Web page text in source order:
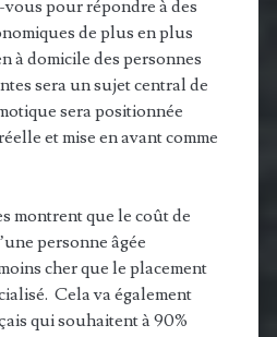
pour répondre à des
de plus en plus
à domicile des personnes
sera un sujet central de
sera positionnée
et mise en avant comme
montrent que le coût de
personne âgée
cher que le placement
Cela va également
qui souhaitent à 90%